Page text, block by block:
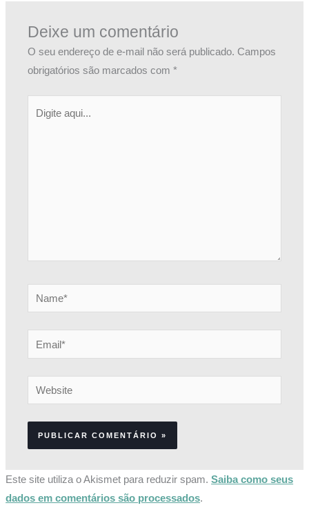
Deixe um comentário
O seu endereço de e-mail não será publicado. Campos
obrigatórios são marcados com*
aqui...
Name*
Email*
Website
Este site utiliza o Akismet para reduzir spam.Saiba como seus
dados em comentários são processados.